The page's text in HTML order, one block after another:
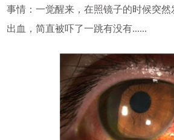
事情：一觉醒来，在照镜子的时候突
出血，简直被吓了一跳有没有......